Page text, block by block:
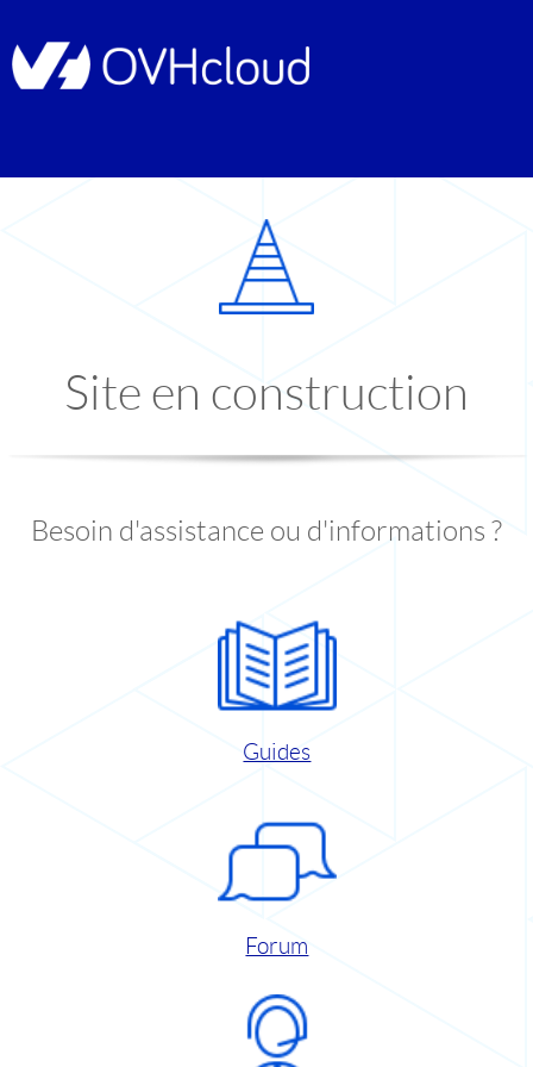
Site en construction
Besoin d'assistance ou d'informations ?
Guides
Forum